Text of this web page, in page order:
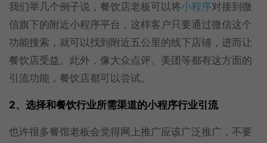
我们举几个例子说，餐饮店老板可以将小程序对接到微
信旗下的附近小程序平台，这样客户只要通过微信这个
功能搜索，就可以找到附近五公里的线下店铺，进而让
餐饮店受益。此外，像大众点评、美团等都有这方面的
引流功能，餐饮店都可以尝试。
2、选择和餐饮行业所需渠道的小程序行业引流
也许很多餐馆老板会觉得网上推广应该广泛推广，不要